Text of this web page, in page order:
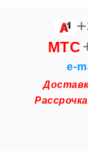
+
MTC
e-